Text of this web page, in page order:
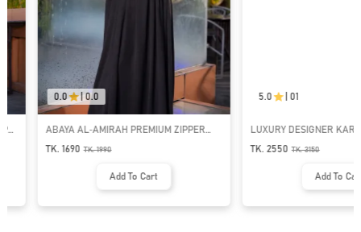
0.0
ABAYA AL‑AMIRAH PREMIUM ZIPPER
NECK ABAYA
TK. 1690 TK.1990
Add To Cart
01
LUXURY DESIGNER KARCHUPI
ABAYA | GT-1692
TK. 2550 TK.3150
Add To Cart